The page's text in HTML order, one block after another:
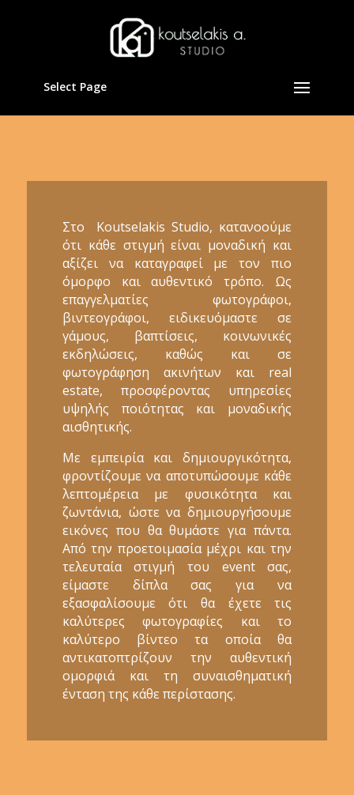
Select Page
Στο Koutselakis Studio, κατανοούμε
ότι κάθε στιγμή είναι μοναδική και
αξίζει να καταγραφεί με τον πιο
όμορφο και αυθεντικό τρόπο. Ως
επαγγελματίες φωτογράφοι,
βιντεογράφοι, ειδικευόμαστε σε
γάμους, βαπτίσεις, κοινωνικές
εκδηλώσεις, καθώς και σε
φωτογράφηση ακινήτων και real
estate, προσφέροντας υπηρεσίες
υψηλής ποιότητας και μοναδικής
αισθητικής.
Με εμπειρία και δημιουργικότητα,
φροντίζουμε να αποτυπώσουμε κάθε
λεπτομέρεια με φυσικότητα και
ζωντάνια, ώστε να δημιουργήσουμε
εικόνες που θα θυμάστε για πάντα.
Από την προετοιμασία μέχρι και την
τελευταία στιγμή του event σας,
είμαστε δίπλα σας για να
εξασφαλίσουμε ότι θα έχετε τις
καλύτερες φωτογραφίες και το
καλύτερο βίντεο τα οποία θα
αντικατοπτρίζουν την αυθεντική
ομορφιά και τη συναισθηματική
ένταση της κάθε περίστασης.